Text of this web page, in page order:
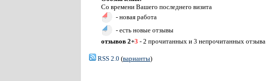
Со времени Вашего последнего визита
- новая работа
- есть новые отзывы
отзывов 2+3 - 2 прочитанных и 3 непрочитанных отзыва
RSS 2.0 (варианты)